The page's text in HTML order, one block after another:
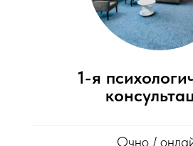
1-я
Очно /